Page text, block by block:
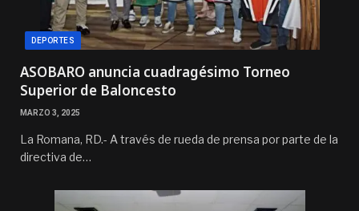
DEPORTES
ASOBARO anuncia cuadragésimo Torneo
Superior de Baloncesto
MARZO 3, 2025
La Romana, RD.- A través de rueda de prensa por parte de la
directiva de…